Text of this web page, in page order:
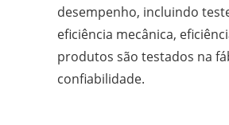
desempenho, incluindo
eficiência mecânica,
produtos são testados na
confiabilidade.